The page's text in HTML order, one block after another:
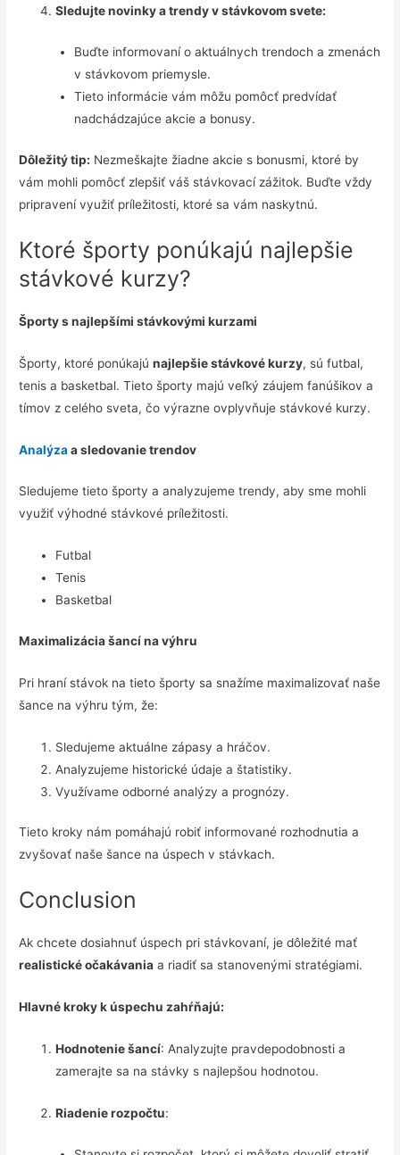
Sledujte novinky a trendy v stávkovom svete:
Buďte informovaní o aktuálnych trendoch a zmenách
v stávkovom priemysle.
Tieto informácie vám môžu pomôcť predvídať
nadchádzajúce akcie a bonusy.
Dôležitý tip: Nezmeškajte žiadne akcie s bonusmi, ktoré by
vám mohli pomôcť zlepšiť váš stávkovací zážitok. Buďte vždy
pripravení využiť príležitosti, ktoré sa vám naskytnú.
Ktoré športy ponúkajú najlepšie
stávkové kurzy?
Športy s najlepšími stávkovými kurzami
Športy, ktoré ponúkajúnajlepšie stávkové kurzy, sú futbal,
tenis a basketbal. Tieto športy majú veľký záujem fanúšikov a
tímov z celého sveta, čo výrazne ovplyvňuje stávkové kurzy.
Analýzaa sledovanie trendov
Sledujeme tieto športy a analyzujeme trendy, aby sme mohli
využiť výhodné stávkové príležitosti.
Futbal
Tenis
Basketbal
Maximalizácia šancí na výhru
Pri hraní stávok na tieto športy sa snažíme maximalizovať naše
šance na výhru tým, že:
Sledujeme aktuálne zápasy a hráčov.
Analyzujeme historické údaje a štatistiky.
Využívame odborné analýzy a prognózy.
Tieto kroky nám pomáhajú robiť informované rozhodnutia a
zvyšovať naše šance na úspech v stávkach.
Conclusion
Ak chcete dosiahnuť úspech pri stávkovaní, je dôležité mať
realistické očakávania a riadiť sa stanovenými stratégiami.
Hlavné kroky k úspechu zahŕňajú:
Hodnotenie šancí: Analyzujte pravdepodobnosti a
zamerajte sa na stávky s najlepšou hodnotou.
Riadenie rozpočtu: